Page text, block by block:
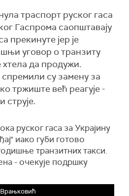
траспорт руског гаса
Гаспрома саопштавају
прекинуте јер је
уговор о транзиту
хтела да продужи.
су замену за
тржиште већ реагује -
струје.
руског гаса за Украјину
иако губи готово
транзитних такси.
- очекује подршку